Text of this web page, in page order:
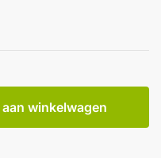
winkelwagen